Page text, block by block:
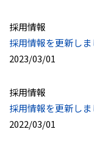
採用情報
採用情報を更新しま
2023/03/01
採用情報
採用情報を更新しま
2022/03/01